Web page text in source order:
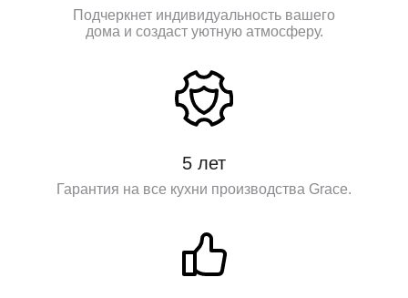
Подчеркнет индивидуальность вашего
дома и создаст уютную атмосферу.
5 лет
Гарантия на все кухни производства Grace.